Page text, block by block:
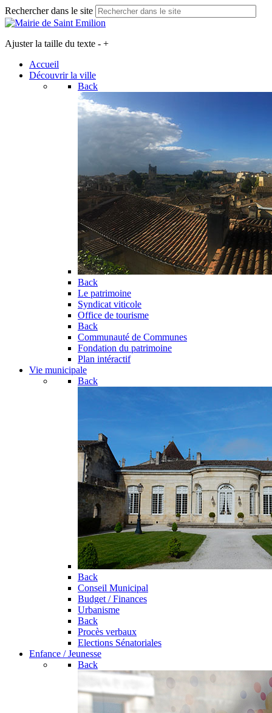
Rechercher dans le site
Ajuster la taille du texte - +
Accueil
Découvrir la ville
Back
Back
Le patrimoine
Syndicat viticole
Office de tourisme
Back
Communauté de Communes
Fondation du patrimoine
Plan intéractif
Vie municipale
Back
Back
Conseil Municipal
Budget / Finances
Urbanisme
Back
Procès verbaux
Elections Sénatoriales
Enfance / Jeunesse
Back